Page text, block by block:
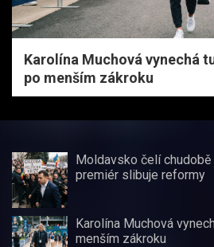
Karolína Muchová vynechá
po menším zákroku
Moldavsko čelí
premiér slibuje reformy
Karolína Muchová
menším zákroku